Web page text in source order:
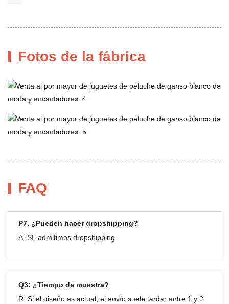
Fotos de la fábrica
FAQ
P7. ¿Pueden hacer dropshipping?
A. Sí, admitimos dropshipping.
Q3: ¿Tiempo de muestra?
R: Si el diseño es actual, el envío suele tardar entre 1 y 2